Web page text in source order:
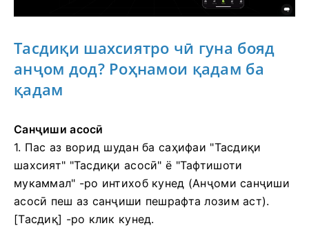
Тасдиқи шахсиятро чӣ гуна бояд
анҷом дод? Роҳнамои қадам ба
қадам
Санҷиши асосӣ
1. Пас аз ворид шудан ба саҳифаи "Тасдиқи
шахсият" "Тасдиқи асосӣ" ё "Тафтишоти
мукаммал" -ро интихоб кунед (Анҷоми санҷиши
асосӣ пеш аз санҷиши пешрафта лозим аст).
[Тасдиқ] -ро клик кунед.